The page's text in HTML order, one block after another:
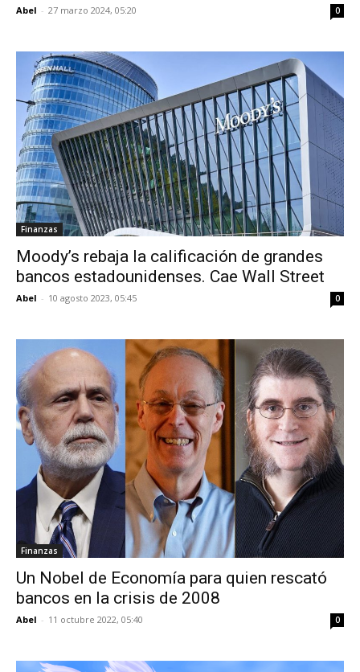
Abel - 27 marzo 2024, 05:20 0
Finanzas
Moody’s rebaja la calificación de grandes
bancos estadounidenses. Cae Wall Street
Abel - 10 agosto 2023, 05:45 0
Finanzas
Un Nobel de Economía para quien rescató
bancos en la crisis de 2008
Abel - 11 octubre 2022, 05:40 0